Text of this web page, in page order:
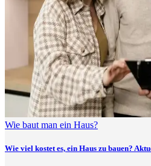
Wie baut man ein Haus?
Wie viel kostet es, ein Haus zu bauen?